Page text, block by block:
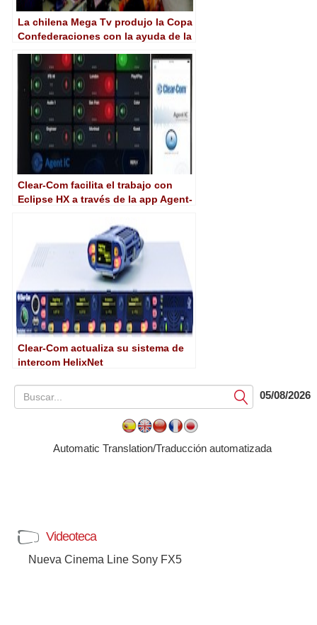
La chilena Mega Tv produjo la Copa
Confederaciones con la ayuda de la
Clear-Com facilita el trabajo con
Eclipse HX a través de la app Agent-
Clear-Com actualiza su sistema de
intercom HelixNet
Submit05/08/2026
Automatic Translation/Traducción automatizada
Videoteca
Nueva Cinema Line Sony FX5